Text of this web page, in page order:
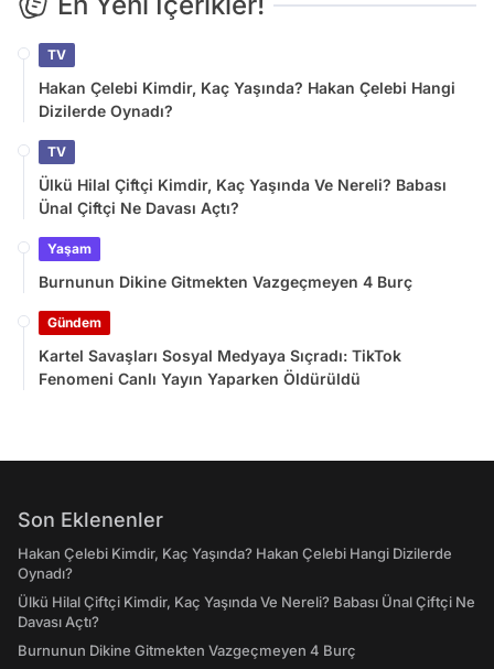
TV
Hakan Çelebi Kimdir, Kaç Yaşında? Hakan Çelebi Hangi
Dizilerde Oynadı?
TV
Ülkü Hilal Çiftçi Kimdir, Kaç Yaşında Ve Nereli? Babası
Ünal Çiftçi Ne Davası Açtı?
Yaşam
Burnunun Dikine Gitmekten Vazgeçmeyen 4 Burç
Gündem
Kartel Savaşları Sosyal Medyaya Sıçradı: TikTok
Fenomeni Canlı Yayın Yaparken Öldürüldü
Son Eklenenler
Hakan Çelebi Kimdir, Kaç Yaşında? Hakan Çelebi Hangi Dizilerde
Oynadı?
Ülkü Hilal Çiftçi Kimdir, Kaç Yaşında Ve Nereli? Babası Ünal Çiftçi Ne
Davası Açtı?
Burnunun Dikine Gitmekten Vazgeçmeyen 4 Burç